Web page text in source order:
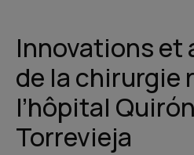
Innovations et
de la chirurgie
l’hôpital
Torrevieja